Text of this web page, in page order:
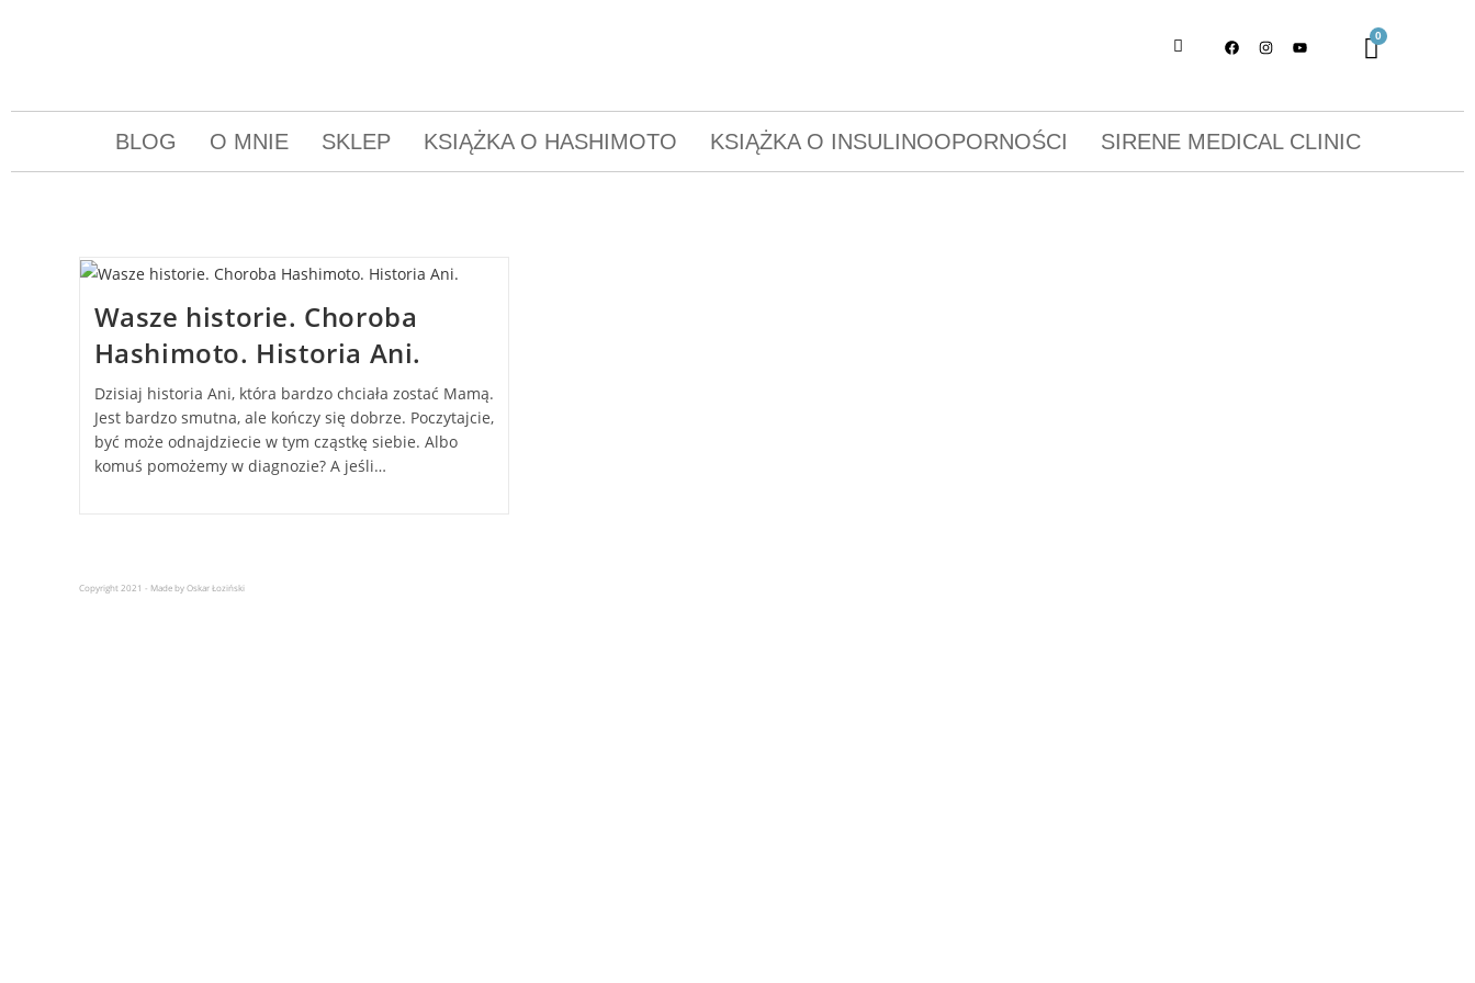
BLOG O MNIE SKLEP KSIĄŻKA O HASHIMOTO KSIĄŻKA O INSULINOOPORNOŚCI SIRENE MEDICAL CLINIC
Wasze historie. Choroba
Hashimoto. Historia Ani.
Dzisiaj historia Ani, która bardzo chciała zostać Mamą.
Jest bardzo smutna, ale kończy się dobrze. Poczytajcie,
być może odnajdziecie w tym cząstkę siebie. Albo
komuś pomożemy w diagnozie? A jeśli…
Copyright 2021 - Made by Oskar Łoziński